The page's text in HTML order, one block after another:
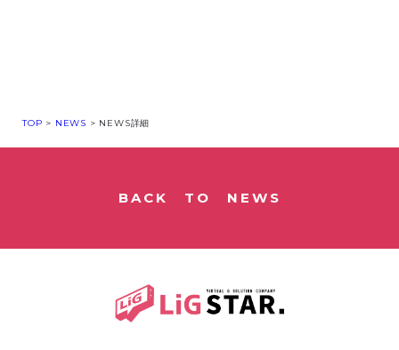
TOP > NEWS > NEWS詳細
BACK TO NEWS